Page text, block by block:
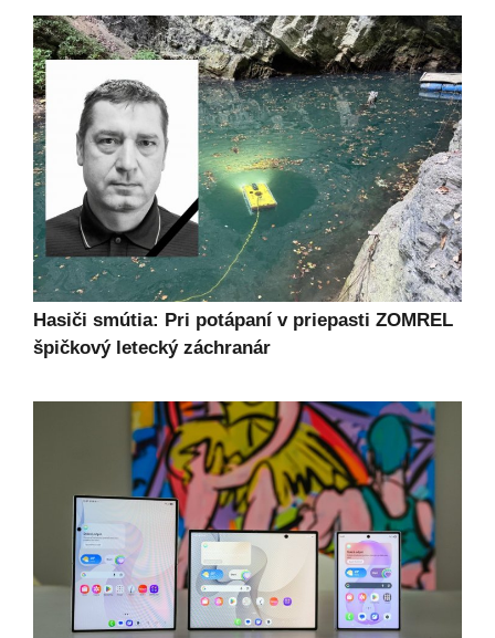
Hasiči smútia: Pri potápaní v priepasti ZOMREL
špičkový letecký záchranár